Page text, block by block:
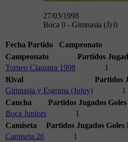
27/03/1998
Boca 0 - Gimnasia (J) 0
Fecha Partido
Campeonato
Campeonato
Partidos
Torneo Clausura 1998
1
Rival
Partidos
Gimnasia y Esgrima (Jujuy)
1
Cancha
Partidos Jugados
Boca Juniors
1
Camiseta
Partidos Jugados Goles
Camiseta 26
1